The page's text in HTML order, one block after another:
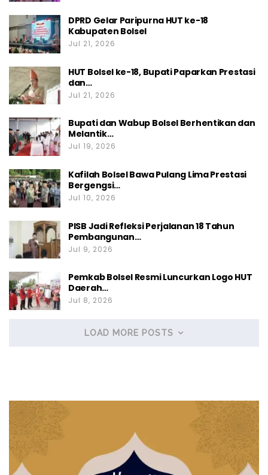
DPRD Gelar Paripurna HUT ke-18
Kabupaten Bolsel
Jul 21, 2026
HUT Bolsel ke-18, Bupati Paparkan Prestasi
dan…
Jul 21, 2026
Bupati dan Wabup Bolsel Berhentikan dan
Melantik…
Jul 19, 2026
Kafilah Bolsel Bawa Pulang Lima Prestasi
Bergengsi…
Jul 10, 2026
PISB Jadi Refleksi Perjalanan 18 Tahun
Pembangunan…
Jul 9, 2026
Pemkab Bolsel Resmi Luncurkan Logo HUT
Daerah…
Jul 8, 2026
LOAD MORE POSTS